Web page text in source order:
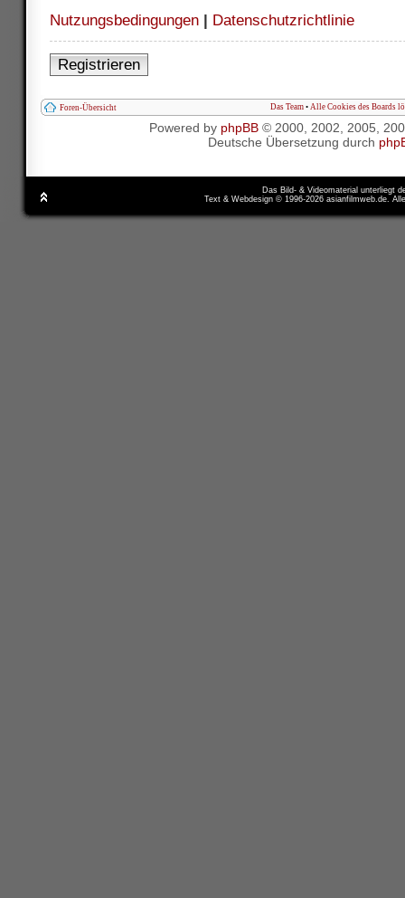
Nutzungsbedingungen
Datenschutzrichtlinie
Registrieren
Foren-Übersicht Das Team • Alle Cookies des Boards
Powered by phpBB© 2000, 2002, 2005,
Deutsche Übersetzung durch
Das Bild- & Videomaterial unterliegt
Text & Webdesign © 1996-2026 asianfilmweb.de.